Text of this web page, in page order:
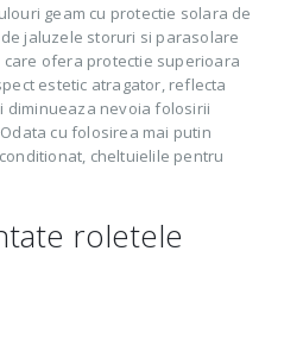
geam cu protectie solara de
jaluzele storuri si parasolare
ofera protectie superioara
estetic atragator, reflecta
diminueaza nevoia folosirii
cu folosirea mai putin
cheltuielile pentru
roletele